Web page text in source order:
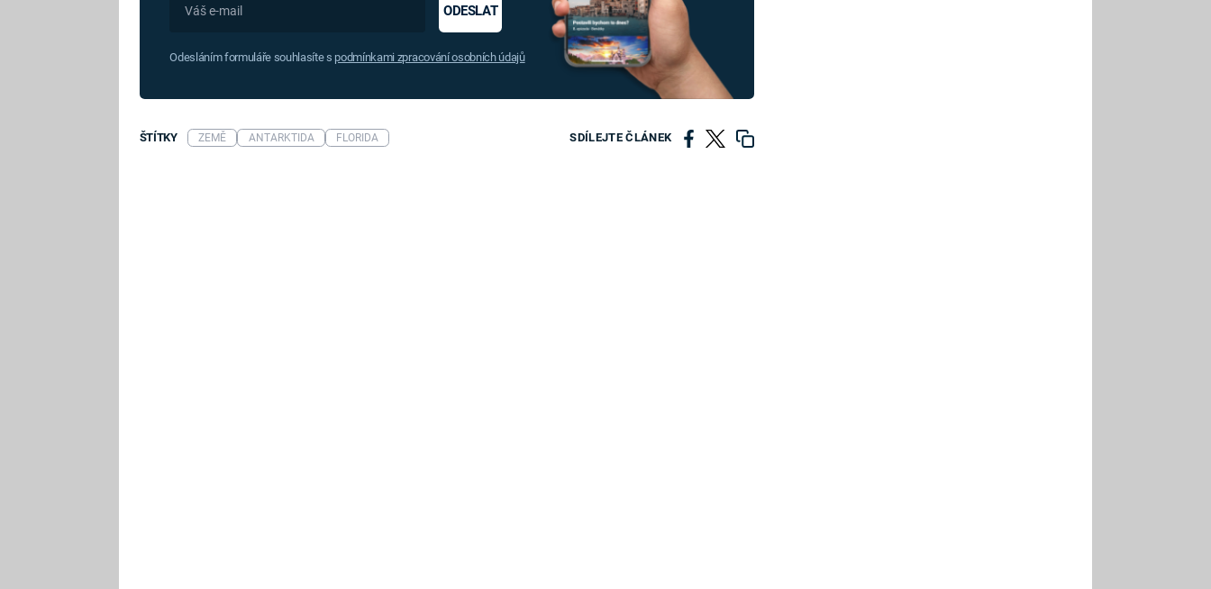
ODESLAT
Odesláním formuláře souhlasíte s podmínkami zpracování osobních údajů
SDÍLEJTE ČLÁNEK
ŠTÍTKY ZEMĚ ANTARKTIDA FLORIDA